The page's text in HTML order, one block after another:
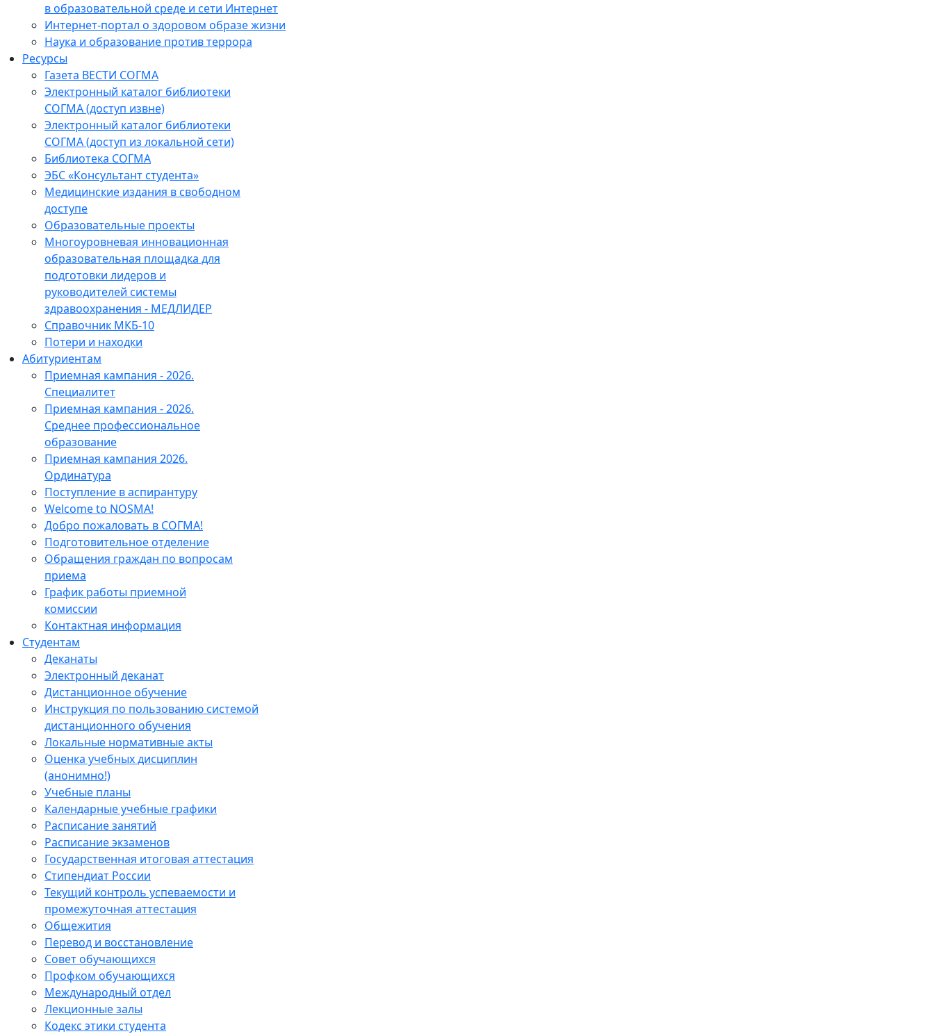
в образовательной среде и сети Интернет
Интернет-портал о здоровом образе жизни
Наука и образование против террора
Ресурсы
Газета ВЕСТИ СОГМА
Электронный каталог библиотеки
СОГМА (доступ извне)
Электронный каталог библиотеки
СОГМА (доступ из локальной сети)
Библиотека СОГМА
ЭБС «Консультант студента»
Медицинские издания в свободном
доступе
Образовательные проекты
Многоуровневая инновационная
образовательная площадка для
подготовки лидеров и
руководителей системы
здравоохранения - МЕДЛИДЕР
Справочник МКБ-10
Потери и находки
Абитуриентам
Приемная кампания - 2026.
Специалитет
Приемная кампания - 2026.
Среднее профессиональное
образование
Приемная кампания 2026.
Ординатура
Поступление в аспирантуру
Welcome to NOSMA!
Добро пожаловать в СОГМА!
Подготовительное отделение
Обращения граждан по вопросам
приема
График работы приемной
комиссии
Контактная информация
Студентам
Деканаты
Электронный деканат
Дистанционное обучение
Инструкция по пользованию системой
дистанционного обучения
Локальные нормативные акты
Оценка учебных дисциплин
(анонимно!)
Учебные планы
Календарные учебные графики
Расписание занятий
Расписание экзаменов
Государственная итоговая аттестация
Стипендиат России
Текущий контроль успеваемости и
промежуточная аттестация
Общежития
Перевод и восстановление
Совет обучающихся
Профком обучающихся
Международный отдел
Лекционные залы
Кодекс этики студента